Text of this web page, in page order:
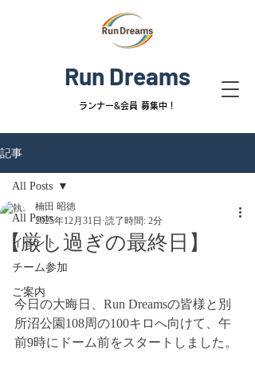
ランナー&会員 募集中！
Run Dreams
記事
All Posts
イベント
チーム参加
ご案内
All Posts
【厳し過ぎの最終日】
楠田 昭徳
2025年12月31日 読了時間: 2分
今日の大晦日、Run Dreamsの皆様と別
所沼公園108周の100キロへ向けて、午
前9時にドーム前をスタートしました。